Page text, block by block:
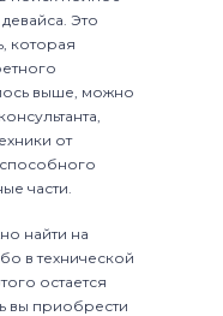
Это
которая
выше, можно
от
части.
найти на
в технической
остается
вы приобрести